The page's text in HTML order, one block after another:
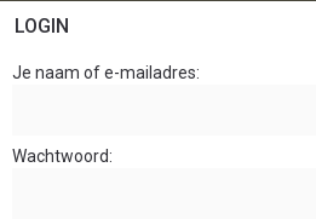
LOGIN
Je naam of e-mailadres
Wachtwoord